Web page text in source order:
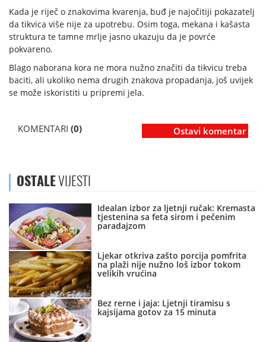
Kada je riječ o znakovima kvarenja, buđ je najočitiji pokazatelj
da tikvica više nije za upotrebu. Osim toga, mekana i kašasta
struktura te tamne mrlje jasno ukazuju da je povrće
pokvareno.
Blago naborana kora ne mora nužno značiti da tikvicu treba
baciti, ali ukoliko nema drugih znakova propadanja, još uvijek
se može iskoristiti u pripremi jela.
KOMENTARI (0) Ostavi komentar
OSTALEVIJESTI
Idealan izbor za ljetnji ručak: Kremasta
tjestenina sa feta sirom i pečenim
paradajzom
Ljekar otkriva zašto porcija pomfrita
na plaži nije nužno loš izbor tokom
velikih vrućina
Bez rerne i jaja: Ljetnji tiramisu s
kajsijama gotov za 15 minuta